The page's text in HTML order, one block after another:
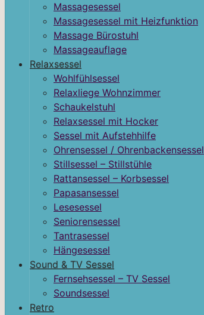
Massagesessel
Massagesessel mit Heizfunktion
Massage Bürostuhl
Massageauflage
Relaxsessel
Wohlfühlsessel
Relaxliege Wohnzimmer
Schaukelstuhl
Relaxsessel mit Hocker
Sessel mit Aufstehhilfe
Ohrensessel / Ohrenbackensessel
Stillsessel – Stillstühle
Rattansessel – Korbsessel
Papasansessel
Lesesessel
Seniorensessel
Tantrasessel
Hängesessel
Sound & TV Sessel
Fernsehsessel – TV Sessel
Soundsessel
Retro